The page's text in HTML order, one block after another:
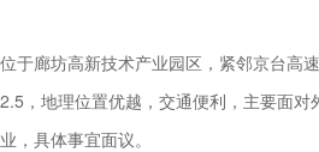
位于廊坊高新技术产业园区，紧邻京台高
2.5，地理位置优越，交通便利，主要面
业，具体事宜面议。